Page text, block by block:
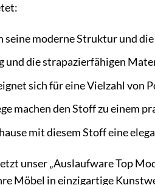
moderne Struktur und
die strapazierfähigen
sich für eine Vielzahl von
machen den Stoff zu einem
mit diesem Stoff eine
unser „Auslaufware Top
Möbel in einzigartige